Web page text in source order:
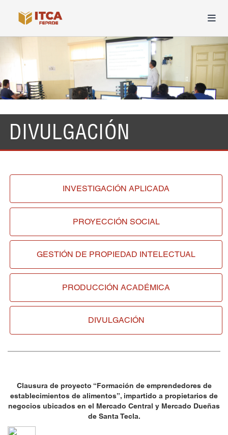
DIVULGACIÓN
INVESTIGACIÓNAPLICADA
PROYECCIÓN SOCIAL
GESTIÓN DE PROPIEDAD INTELECTUAL
PRODUCCIÓN ACADÉMICA
DIVULGACIÓN
Clausura de proyecto “Formación de emprendedores de
establecimientos de alimentos”, impartido a propietarios de
negocios ubicados en el Mercado Central y Mercado Dueñas
de Santa Tecla.